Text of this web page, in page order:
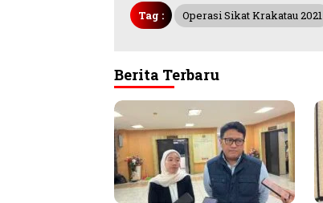
Tag : Operasi Sikat Krakatau 2021
Berita Terbaru